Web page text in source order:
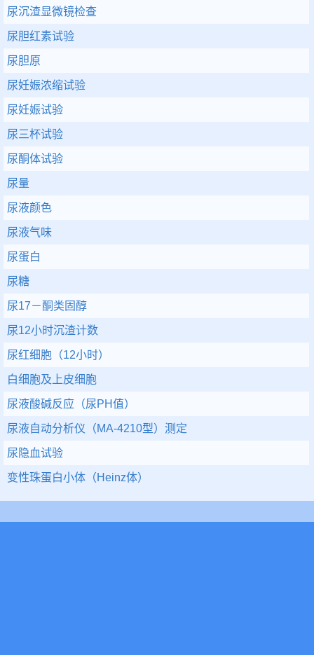
尿沉渣显微镜检查
尿胆红素试验
尿胆原
尿妊娠浓缩试验
尿妊娠试验
尿三杯试验
尿酮体试验
尿量
尿液颜色
尿液气味
尿蛋白
尿糖
尿17－酮类固醇
尿12小时沉渣计数
尿红细胞（12小时）
白细胞及上皮细胞
尿液酸碱反应（尿PH值）
尿液自动分析仪（MA-4210型）测定
尿隐血试验
变性珠蛋白小体（Heinz体）